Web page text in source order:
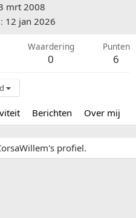
mrt 2008
12 jan 2026
Waardering
0
Punten
6
Berichten Over mij
profiel.